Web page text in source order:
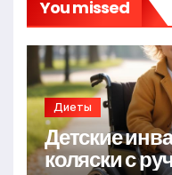
You missed
Диеты
Детские
коляски с